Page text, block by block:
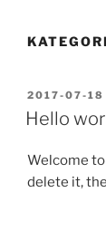
AM
2017-07-18
Hello
Welcome
delete it,